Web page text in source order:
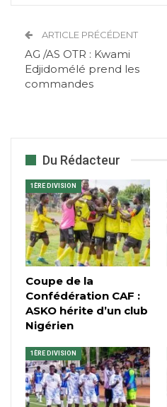
ARTICLE PRÉCÉDENT
AG /AS OTR : Kwami
Edjidomélé prend les
commandes
Du Rédacteur
1ÈRE DIVISION
Coupe de la
Confédération CAF :
ASKO hérite d’un club
Nigérien
1ÈRE DIVISION